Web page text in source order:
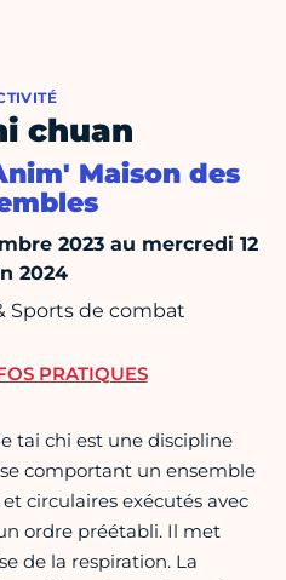
chuan
Maison des
2023 au mercredi 12
2024
Sports de combat
tai chi est une discipline
comportant un ensemble
circulaires exécutés avec
ordre préétabli. Il met
de la respiration. La
PRATIQUES